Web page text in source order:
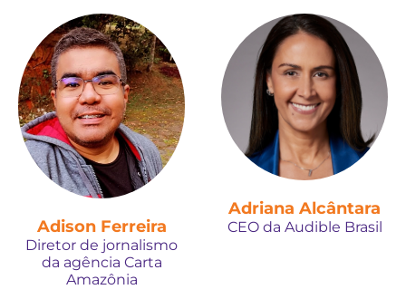
Adison Ferreira
Diretor de jornalismo
da agência Carta
Amazônia
Adriana Alcântara
CEO da Audible Brasil